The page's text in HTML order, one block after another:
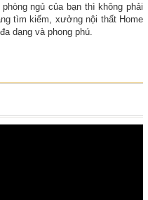
ngủ của bạn thì không phải
tìm kiếm, xưởng nội thất Home
dạng và phong phú.